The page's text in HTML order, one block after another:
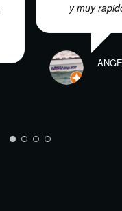
y muy